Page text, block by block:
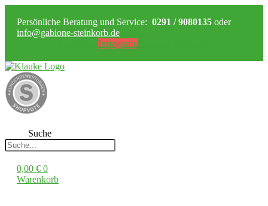
Persönliche Beratung und Service: 0291 / 9080135 oder
info@gabione-steinkorb.de
Instagram
Suche
0,00 € 0
Warenkorb